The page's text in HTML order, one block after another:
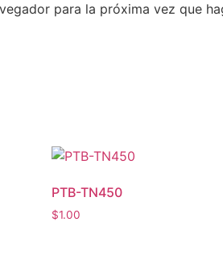
para la próxima vez que
PTB-TN450
$1.00